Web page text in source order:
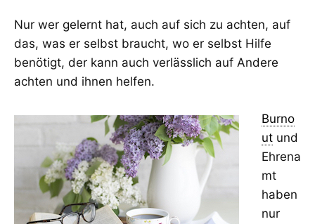
Nur wer gelernt hat, auch auf sich zu achten, auf
das, was er selbst braucht, wo er selbst Hilfe
benötigt, der kann auch verlässlich auf Andere
achten und ihnen helfen.
Burno
ut und
Ehrena
mt
haben
nur